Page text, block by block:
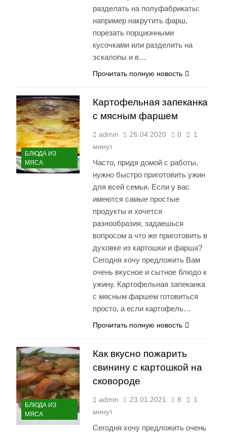
разделать на полуфабрикаты:
например накрутить фарш,
порезать порционными
кусочками или разделить на
эскалопы и в…
Прочитать полную новость
БЛЮДА ИЗ
МЯСА
Картофельная запеканка
с мясным фаршем
admin 26.04.2020 0
1
минут
Часто, придя домой с работы,
нужно быстро приготовить ужин
для всей семьи. Если у вас
имеются самые простые
продукты и хочется
разнообразия, задаешься
вопросом а что же приготовить в
духовке из картошки и фарша?
Сегодня хочу предложить Вам
очень вкусное и сытное блюдо к
ужину. Картофельная запеканка
с мясным фаршем готовиться
просто, а если картофель…
Прочитать полную новость
БЛЮДА ИЗ
МЯСА
Как вкусно пожарить
свинину с картошкой на
сковороде
admin 23.01.2021 8
1
минут
Сегодня хочу предложить очень